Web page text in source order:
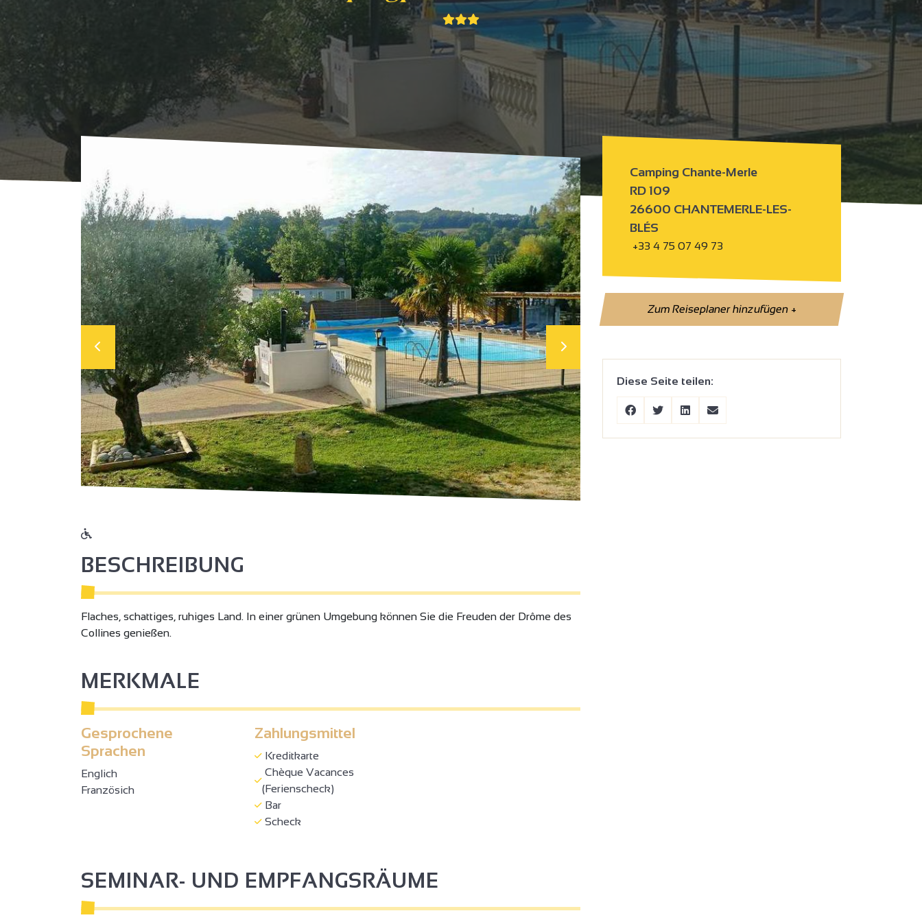
Start Übernachten Campingplätze Campingplatz Chante-Merle
Camping Chante-Merle
RD 109
26600 CHANTEMERLE-LES-
BLÉS
+33 4 75 07 49 73
Zum Reiseplaner hinzufügen+
Diese Seite teilen:
BESCHREIBUNG
Flaches, schattiges, ruhiges Land. In einer grünen Umgebung können Sie die Freuden der Drôme des
Collines genießen.
MERKMALE
Gesprochene
Sprachen
Englich
Französich
Zahlungsmittel
Kreditkarte
Chèque Vacances
(Ferienscheck)
Bar
Scheck
SEMINAR- UND EMPFANGSRÄUME